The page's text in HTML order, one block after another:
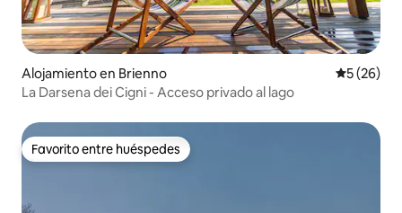
Alojamiento en Brienno
5 (26)
La Darsena dei Cigni - Acceso privado al lago
Favorito entre huéspedes
Favorito entre huéspedes